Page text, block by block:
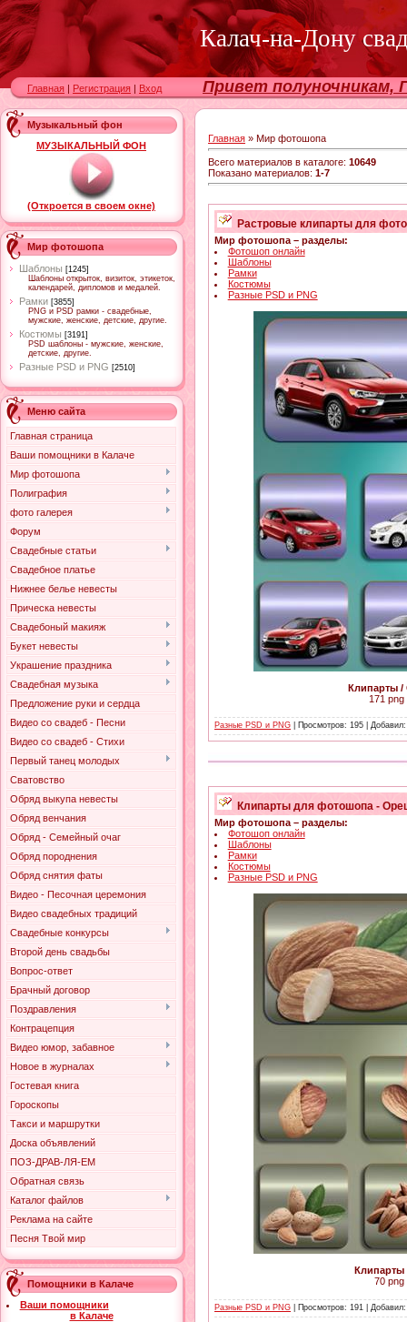
Калач-на-Дону
Главная | Регистрация | Вход Привет полуночникам,
Музыкальный фон
МУЗЫКАЛЬНЫЙ ФОН
(Откроется в своем окне)
Мир фотошопа
Шаблоны [1245]
Шаблоны открыток, визиток, этикеток,
календарей, дипломов и медалей.
Рамки [3855]
PNG и PSD рамки - свадебные,
мужские, женские, детские, другие.
Костюмы [3191]
PSD шаблоны - мужские, женские,
детские, другие.
Разные PSD и PNG [2510]
Меню сайта
Главная страница
Ваши помощники в Калаче
Мир фотошопа
Полиграфия
фото галерея
Форум
Свадебные статьи
Свадебное платье
Нижнее белье невесты
Прическа невесты
Свадебоный макияж
Букет невесты
Украшение праздника
Свадебная музыка
Предложение руки и сердца
Видео со свадеб - Песни
Видео со свадеб - Стихи
Первый танец молодых
Сватовство
Обряд выкупа невесты
Обряд венчания
Обряд - Семейный очаг
Обряд породнения
Обряд снятия фаты
Видео - Песочная церемония
Видео свадебных традиций
Свадебные конкурсы
Второй день свадьбы
Вопрос-ответ
Брачный договор
Поздравления
Контрацепция
Видео юмор, забавное
Новое в журналах
Гостевая книга
Гороскопы
Такси и маршрутки
Доска объявлений
ПОЗ-ДРАВ-ЛЯ-ЕМ
Обратная связь
Каталог файлов
Реклама на сайте
Песня Твой мир
Помощники в Калаче
Ваши помощники
в Калаче
Главная » Мир фотошопа
Всего материалов в каталоге: 10649
Показано материалов: 1-7
Растровые клипарты для
Мир фотошопа – разделы:
Фотошоп онлайн
Шаблоны
Рамки
Костюмы
Разные PSD и PNG
Клипарты /
171
Разные PSD и PNG | Просмотров: 195 |
Клипарты для фотошопа -
Мир фотошопа – разделы:
Фотошоп онлайн
Шаблоны
Рамки
Костюмы
Разные PSD и PNG
Клипарты
70 png
Разные PSD и PNG | Просмотров: 191 |